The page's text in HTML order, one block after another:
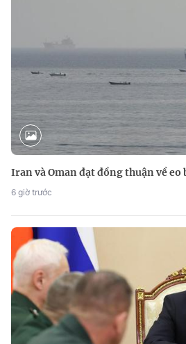
Iran và Oman đạt đồng thuận về
6 giờ trước